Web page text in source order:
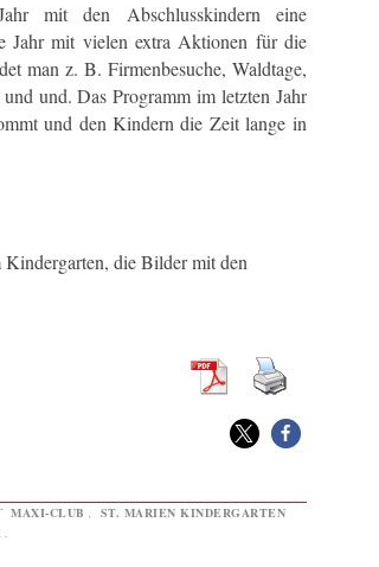
mit den Abschlusskindern eine
Jahr mit vielen extra Aktionen für die
man z. B. Firmenbesuche, Waldtage,
und. Das Programm im letzten Jahr
und den Kindern die Zeit lange in
die Bilder mit den
MAXI-CLUB ,
ST. MARIEN KINDERGARTEN
.